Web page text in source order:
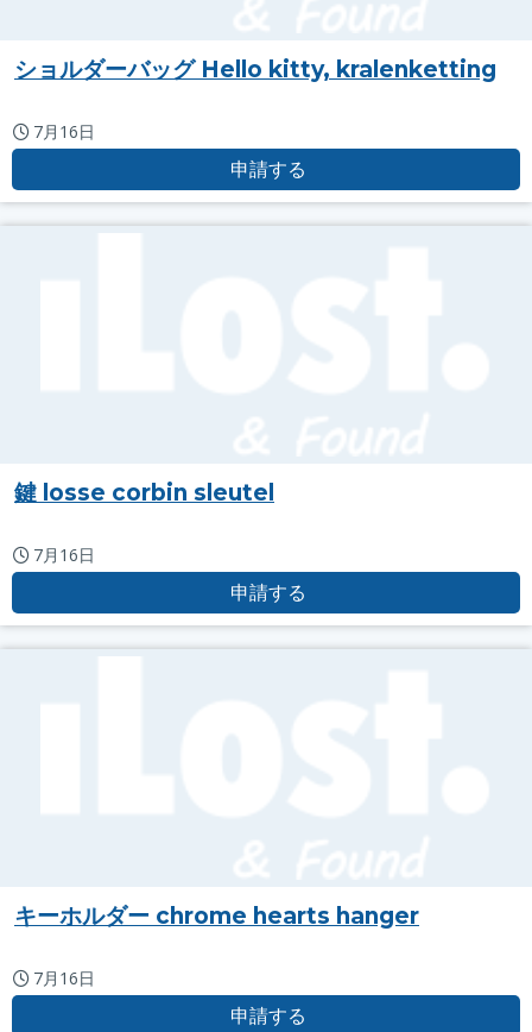
ショルダーバッグ Hello kitty, kralenketting
7月16日
申請する
鍵 losse corbin sleutel
7月16日
申請する
キーホルダー chrome hearts hanger
7月16日
申請する